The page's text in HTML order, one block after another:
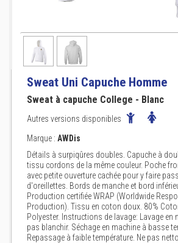
Sweat Uni Capuche Homme
Sweat à capuche College - Blanc
Autres versions disponibles
Marque : AWDis
Détails à surpiqûres doubles. Capuche à
tissu cordons de la même couleur. Poche
avec petite ouverture cachée pour y faire
d'oreillettes. Bords de manche et bord
Production certifiée WRAP (Worldwide
Production). Tissu en coton doux. 80%
Polyester. Instructions de lavage: Lavage en
pas blanchir. Séchage en machine à basse
Repassage à faible température. Ne pas